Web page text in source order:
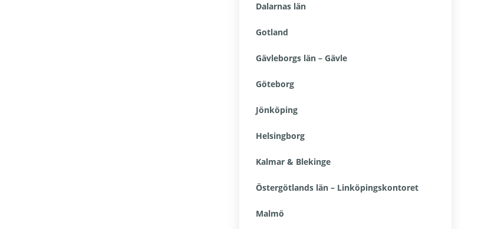
Dalarnas län
Gotland
Gävleborgs län – Gävle
Göteborg
Jönköping
Helsingborg
Kalmar & Blekinge
Östergötlands län – Linköpingskontoret
Malmö